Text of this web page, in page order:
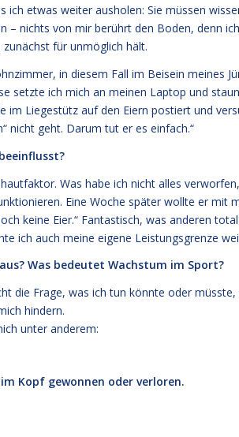
ich etwas weiter ausholen: Sie müssen
– nichts von mir berührt den Boden, denn
für unmöglich hält.
in diesem Fall im Beisein meines
setzte ich mich an meinen Laptop und
im Liegestütz auf den Eiern postiert und
nicht geht. Darum tut er es einfach.“
Was habe ich nicht alles
Eine Woche später wollte er mit
keine Eier.“ Fantastisch, was anderen
ich auch meine eigene Leistungsgrenze
Was bedeutet Wachstum im Sport?
die Frage, was ich tun könnte oder
hindern.
unter anderem:
Kopf gewonnen oder verloren.